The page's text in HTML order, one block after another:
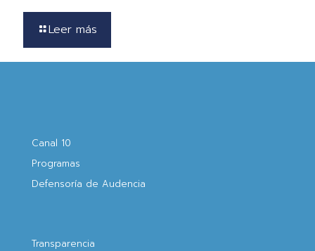
Leer más
Canal 10
Programas
Defensoría de Audencia
Transparencia